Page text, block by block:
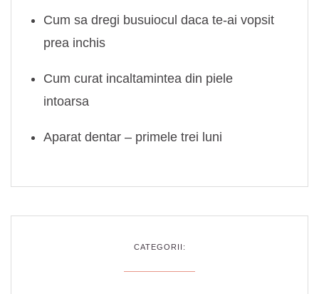
Cum sa dregi busuiocul daca te-ai vopsit
prea inchis
Cum curat incaltamintea din piele
intoarsa
Aparat dentar – primele trei luni
CATEGORII: